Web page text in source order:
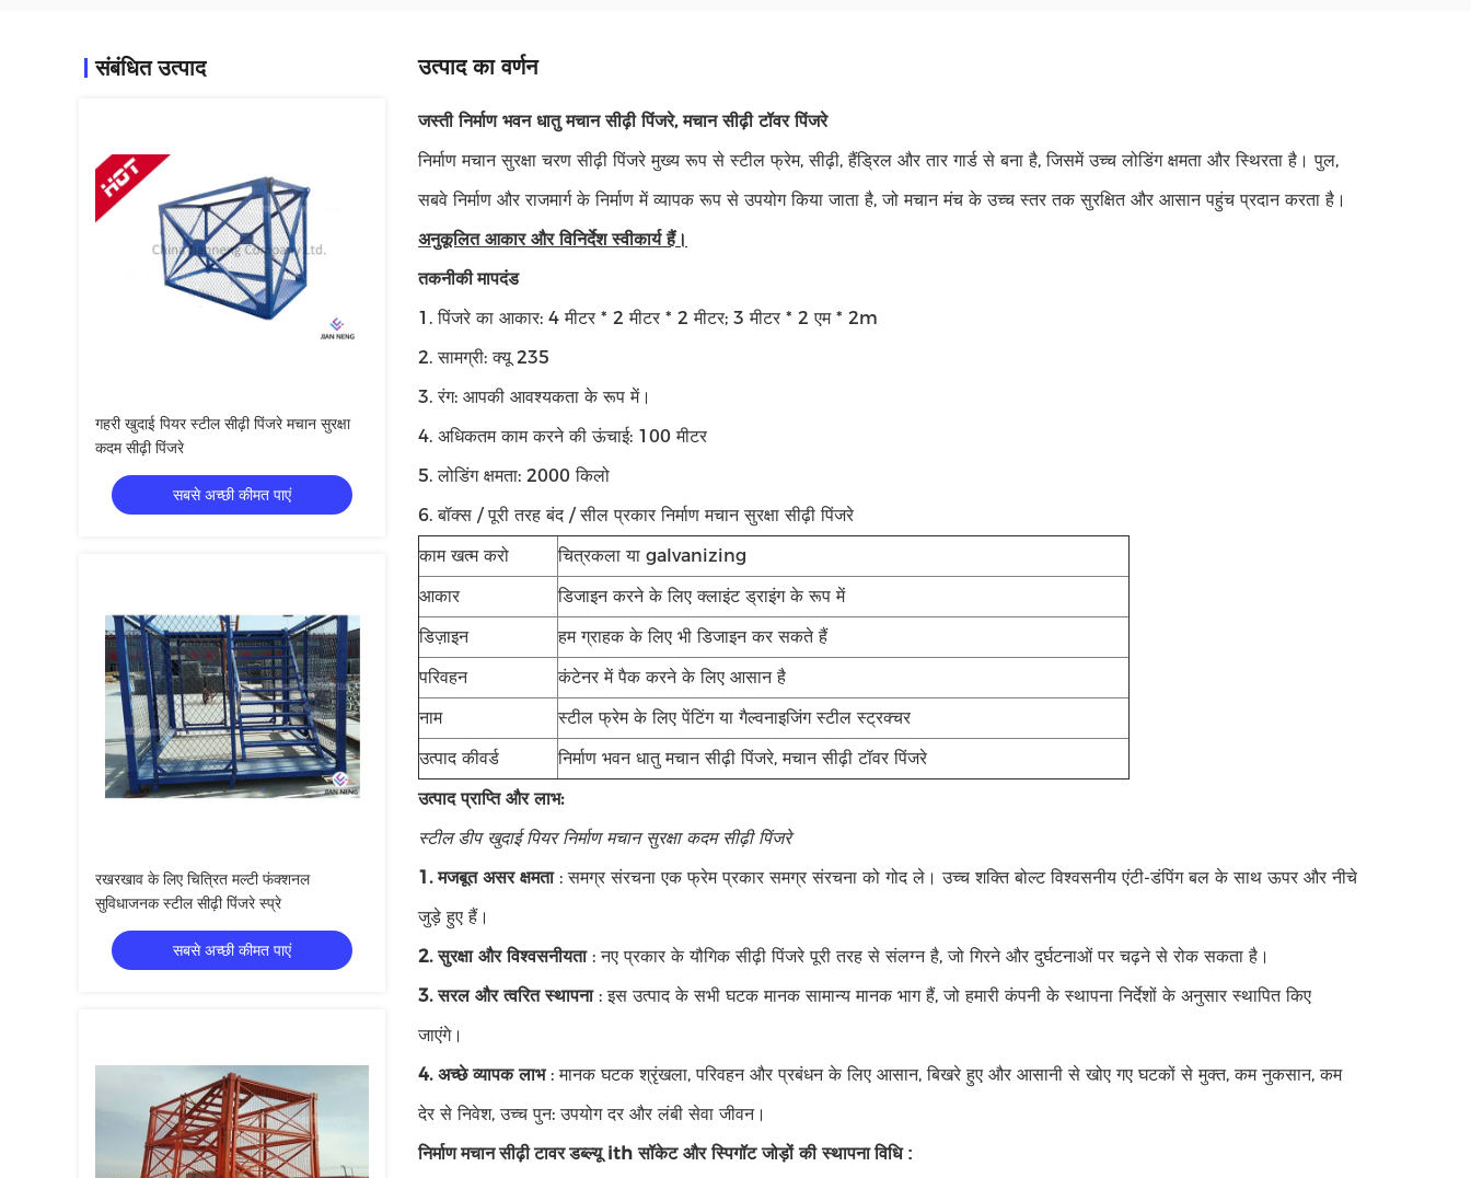
संबंधित उत्पाद
गहरी खुदाई पियर स्टील सीढ़ी पिंजरे मचान सुरक्षा
कदम सीढ़ी पिंजरे
सबसे अच्छी कीमत पाएं
रखरखाव के लिए चित्रित मल्टी फंक्शनल
सुविधाजनक स्टील सीढ़ी पिंजरे स्प्रे
सबसे अच्छी कीमत पाएं
उत्पाद का वर्णन
जस्ती निर्माण भवन धातु मचान सीढ़ी पिंजरे, मचान सीढ़ी टॉवर पिंजरे
निर्माण मचान सुरक्षा चरण सीढ़ी पिंजरे मुख्य रूप से स्टील फ्रेम, सीढ़ी, हैंड्रिल और तार गार्ड से बना है, जिसमें उच्च लोडिंग क्षमता और स्थिरता है। पुल,
सबवे निर्माण और राजमार्ग के निर्माण में व्यापक रूप से उपयोग किया जाता है, जो मचान मंच के उच्च स्तर तक सुरक्षित और आसान पहुंच प्रदान करता है।
अनुकूलित आकार और विनिर्देश स्वीकार्य हैं।
तकनीकी मापदंड
1. पिंजरे का आकार: 4 मीटर * 2 मीटर * 2 मीटर; 3 मीटर * 2 एम * 2m
2. सामग्री: क्यू 235
3. रंग: आपकी आवश्यकता के रूप में।
4. अधिकतम काम करने की ऊंचाई: 100 मीटर
5. लोडिंग क्षमता: 2000 किलो
6. बॉक्स / पूरी तरह बंद / सील प्रकार निर्माण मचान सुरक्षा सीढ़ी पिंजरे
काम खत्म करो
चित्रकला या galvanizing
आकार
डिजाइन करने के लिए क्लाइंट ड्राइंग के रूप में
डिज़ाइन
हम ग्राहक के लिए भी डिजाइन कर सकते हैं
परिवहन
कंटेनर में पैक करने के लिए आसान है
नाम
स्टील फ्रेम के लिए पेंटिंग या गैल्वनाइजिंग स्टील स्ट्रक्चर
उत्पाद कीवर्ड
निर्माण भवन धातु मचान सीढ़ी पिंजरे, मचान सीढ़ी टॉवर पिंजरे
उत्पाद प्राप्ति और लाभ:
स्टील डीप खुदाई पियर निर्माण मचान सुरक्षा कदम सीढ़ी पिंजरे
1. मजबूत असर क्षमता: समग्र संरचना एक फ्रेम प्रकार समग्र संरचना को गोद ले। उच्च शक्ति बोल्ट विश्वसनीय एंटी-डंपिंग बल के साथ ऊपर और नीचे
जुड़े हुए हैं।
2. सुरक्षा और विश्वसनीयता: नए प्रकार के यौगिक सीढ़ी पिंजरे पूरी तरह से संलग्न है, जो गिरने और दुर्घटनाओं पर चढ़ने से रोक सकता है।
3. सरल और त्वरित स्थापना: इस उत्पाद के सभी घटक मानक सामान्य मानक भाग हैं, जो हमारी कंपनी के स्थापना निर्देशों के अनुसार स्थापित किए
जाएंगे।
4. अच्छे व्यापक लाभ: मानक घटक श्रृंखला, परिवहन और प्रबंधन के लिए आसान, बिखरे हुए और आसानी से खोए गए घटकों से मुक्त, कम नुकसान, कम
देर से निवेश, उच्च पुन: उपयोग दर और लंबी सेवा जीवन।
निर्माण मचान सीढ़ी टावर डब्ल्यू ith सॉकेट और स्पिगॉट जोड़ों की स्थापना विधि :